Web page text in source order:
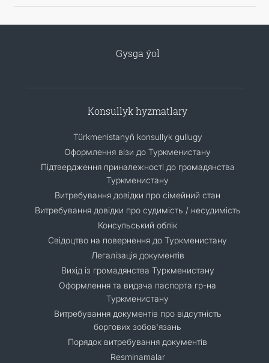
Gysga ýol
Konsullyk hyzmatlary
Türkmenistanyň konsullyk gullugy
Оформлення візи до Туркменистану
Підтвердження приналежності до громадянства
Туркменистану
Витребування довідки про сімейний стан
Витребування довідки про судимість / несудимість
Консульський облік
Свідоцтво на повернення до Туркменистану
Легалізація документів
Вихід із громадянства Туркменистану
Оформлення та видача паспорта гр-на
Туркменистану
Витребування документів про відсутність
боргових зобов'язань
Порядок витребування документів
Resminamalar